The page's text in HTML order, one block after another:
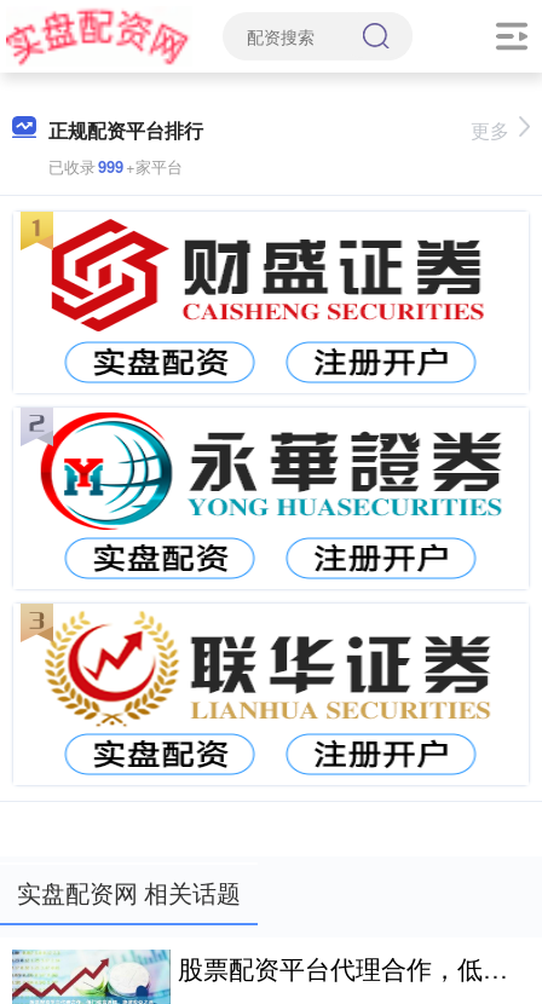
正规配资平台排行
已收录999+家平台
更多
实盘配资网 相关话题
股票配资平台代理合作，低门槛高返佣，稳健收益之选